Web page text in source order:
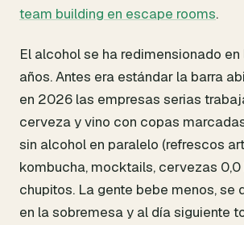
team building en escape rooms.
El alcohol se ha redimensionado
años. Antes era estándar la barra
en 2026 las empresas serias
cerveza y vino con copas
sin alcohol en paralelo (refrescos
kombucha, mocktails, cervezas 0,0
chupitos. La gente bebe menos, se
en la sobremesa y al día siguiente